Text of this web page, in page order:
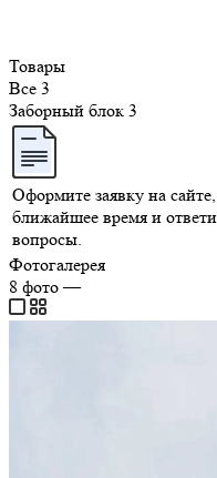
Товары
Все 3
Заборный блок 3
Оформите заявку на
ближайшее время и
вопросы.
Фотогалерея
8 фото—